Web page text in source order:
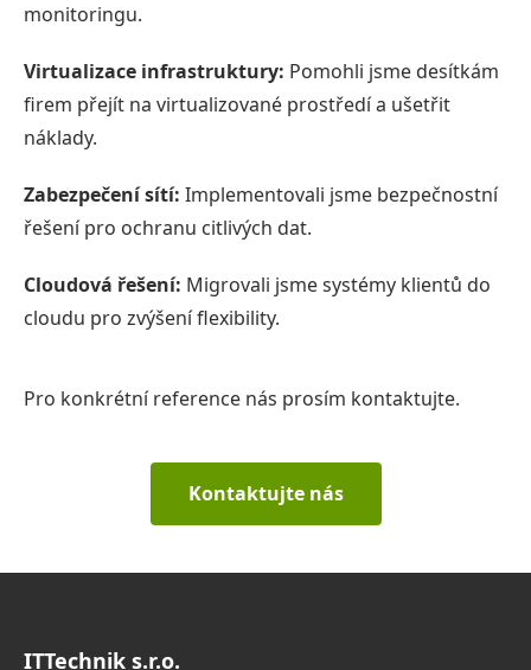
monitoringu.
Virtualizace infrastruktury: Pomohli jsme desítkám
firem přejít na virtualizované prostředí a ušetřit
náklady.
Zabezpečení sítí: Implementovali jsme bezpečnostní
řešení pro ochranu citlivých dat.
Cloudová řešení: Migrovali jsme systémy klientů do
cloudu pro zvýšení flexibility.
Pro konkrétní reference nás prosím kontaktujte.
Kontaktujte nás
ITTechnik s.r.o.